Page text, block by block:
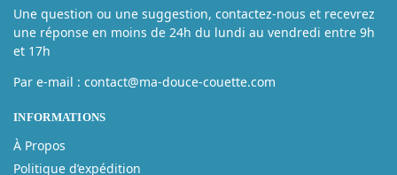
Une question ou une suggestion, contactez-nous et recevrez
une réponse en moins de 24h du lundi au vendredi entre 9h
et 17h
Par e-mail : contact@ma-douce-couette.com
INFORMATIONS
À Propos
Politique d’expédition